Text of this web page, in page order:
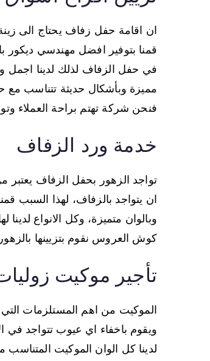
ان اقامة حفل زفاف يحتاج الى
قمنا بتوفير افضل مهندسي ديكور
في حفل الزفاف لذلك لدينا اجمل
مميزة وبأشكال حديثة تتناسب مع
فنحن شركة تهتم براحة العملاء
خدمة ورد الزفاف
تواجد الزهور بحفل الزفاف
ان يتواجد بالزفاف، لهذا السبب
وبالوان متميزة، وكل الانواع
كوش العروس نقوم بتزيينها
تأجير موكيت
الموكيت من اهم المستلزمات التي
ويقوم باخفاء اي عيوب تتواجد
لدينا كل الوان الموكيت المتناسب